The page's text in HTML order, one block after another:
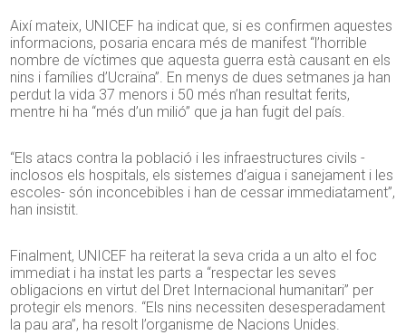
Així mateix, UNICEF ha indicat que, si es confirmen aquestes
informacions, posaria encara més de manifest “l’horrible
nombre de víctimes que aquesta guerra està causant en els
nins i famílies d’Ucraïna”. En menys de dues setmanes ja han
perdut la vida 37 menors i 50 més n’han resultat ferits,
mentre hi ha “més d’un milió” que ja han fugit del país.
“Els atacs contra la població i les infraestructures civils -
inclosos els hospitals, els sistemes d’aigua i sanejament i les
escoles- són inconcebibles i han de cessar immediatament”,
han insistit.
Finalment, UNICEF ha reiterat la seva crida a un alto el foc
immediat i ha instat les parts a “respectar les seves
obligacions en virtut del Dret Internacional humanitari” per
protegir els menors. “Els nins necessiten desesperadament
la pau ara”, ha resolt l’organisme de Nacions Unides.